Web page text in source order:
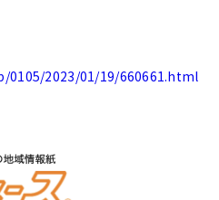
0105/2023/01/19/660661.html